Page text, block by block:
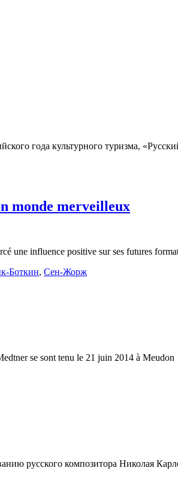
года культурного туризма,
monde merveilleux
une influence positive sur ses futures
Боткин, Сен-Жорж
se sont tenu le 21 juin 2014 à Meudon
русского композитора Николая